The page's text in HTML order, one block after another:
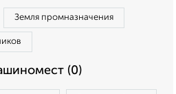
Земля промназначения
(0)